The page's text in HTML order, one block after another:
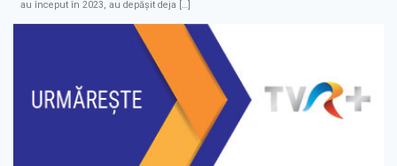
au început în 2023, au depășit deja […]